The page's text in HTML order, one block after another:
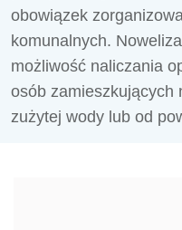
obowiązek
komunalnych.
możliwość naliczania
osób zamieszkujących
zużytej wody lub od